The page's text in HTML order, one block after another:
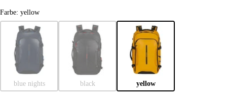
Farbe: yellow
blue nights black yellow